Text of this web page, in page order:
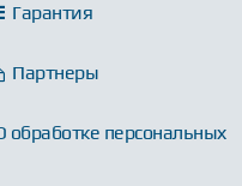
Гарантия
Партнеры
обработке персональных